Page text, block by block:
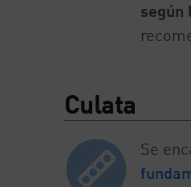
según
Culata
Se